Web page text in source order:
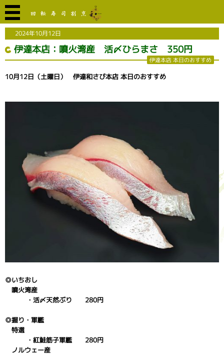
2024年10月12日
伊達本店：噴火湾産 活〆ひらまさ 350円
伊達本店 本日のおすすめ
10月12日（土曜日） 伊達和さび本店 本日のおすすめ
◎いちおし
噴火湾産
・活〆天然ぶり 280円
◎握り・軍艦
特選
・紅鮭筋子軍艦 280円
ノルウェー産